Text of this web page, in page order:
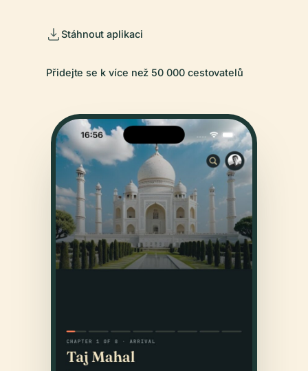
Stáhnout aplikaci
Přidejte se k více než 50 000 cestovatelů